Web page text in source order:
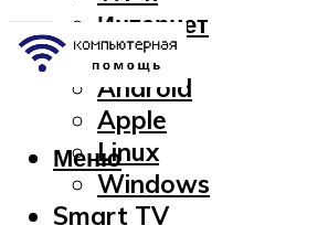
Интернет
OC
Android
Apple
Linux
Windows
Smart TV
Меню